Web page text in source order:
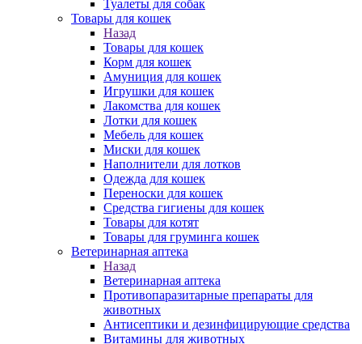
Туалеты для собак
Товары для кошек
Назад
Товары для кошек
Корм для кошек
Амуниция для кошек
Игрушки для кошек
Лакомства для кошек
Лотки для кошек
Мебель для кошек
Миски для кошек
Наполнители для лотков
Одежда для кошек
Переноски для кошек
Средства гигиены для кошек
Товары для котят
Товары для груминга кошек
Ветеринарная аптека
Назад
Ветеринарная аптека
Противопаразитарные препараты для
животных
Антисептики и дезинфицирующие средства
Витамины для животных